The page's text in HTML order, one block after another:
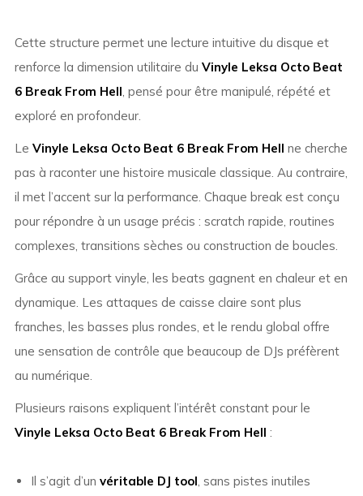
Cette structure permet une lecture intuitive du disque et
renforce la dimension utilitaire du Vinyle Leksa Octo Beat
6 Break From Hell, pensé pour être manipulé, répété et
exploré en profondeur.
Le Vinyle Leksa Octo Beat 6 Break From Hell ne cherche
pas à raconter une histoire musicale classique. Au contraire,
il met l’accent sur la performance. Chaque break est conçu
pour répondre à un usage précis : scratch rapide, routines
complexes, transitions sèches ou construction de boucles.
Grâce au support vinyle, les beats gagnent en chaleur et en
dynamique. Les attaques de caisse claire sont plus
franches, les basses plus rondes, et le rendu global offre
une sensation de contrôle que beaucoup de DJs préfèrent
au numérique.
Plusieurs raisons expliquent l’intérêt constant pour le
Vinyle Leksa Octo Beat 6 Break From Hell :
Il s’agit d’un véritable DJ tool, sans pistes inutiles